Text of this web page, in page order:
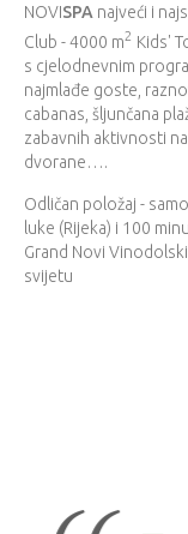
NOVISPA najveći i
Club - 4000 m2 Kids'
s cjelodnevnim
najmlađe goste,
cabanas, šljunčana
zabavnih aktivnosti
dvorane….
Odličan položaj -
luke (Rijeka) i 100
Grand Novi
svijetu